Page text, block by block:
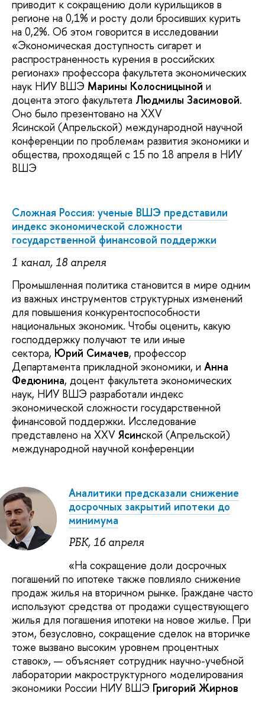
приводит к сокращению доли курильщиков в
регионе на 0,1% и росту доли бросивших курить
на 0,2%. Об этом говорится в исследовании
«Экономическая доступность сигарет и
распространенность курения в российских
регионах» профессора факультета экономических
наук НИУ ВШЭ Марины Колосницыной и
доцента этого факультета Людмилы Засимовой.
Оно было презентовано на XXV
Ясинской (Апрельской) международной научной
конференции по проблемам развития экономики и
общества, проходящей с 15 по 18 апреля в НИУ
ВШЭ
Сложная Россия: ученые ВШЭ представили
индекс экономической сложности
государственной финансовой поддержки
1 канал, 18 апреля
Промышленная политика становится в мире одним
из важных инструментов структурных изменений
для повышения конкурентоспособности
национальных экономик. Чтобы оценить, какую
господдержку получают те или иные
сектора, Юрий Симачев, профессор
Департамента прикладной экономики, и Анна
Федюнина, доцент факультета экономических
наук, НИУ ВШЭ разработали индекс
экономической сложности государственной
финансовой поддержки. Исследование
представлено на XXV Ясинской (Апрельской)
международной научной конференции
Аналитики предсказали снижение
досрочных закрытий ипотеки до
минимума
РБК, 16 апреля
«На сокращение доли досрочных
погашений по ипотеке также повлияло снижение
продаж жилья на вторичном рынке. Граждане часто
используют средства от продажи существующего
жилья для погашения ипотеки на новое жилье. При
этом, безусловно, сокращение сделок на вторичке
тоже вызвано высоким уровнем процентных
ставок», — объясняет сотрудник научно-учебной
лаборатории макроструктурного моделирования
экономики России НИУ ВШЭ Григорий Жирнов